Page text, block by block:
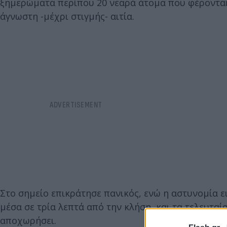
ξημερώματα περίπου 20 νεαρά άτομα που
άγνωστη -μέχρι στιγμής- αιτία.
Στο σημείο επικράτησε πανικός, ενώ η αστυνομία
μέσα σε τρία λεπτά από την κλήση, και τα
αποχωρήσει.